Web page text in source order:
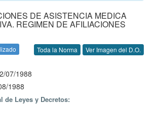
DE ASISTENCIA MEDICA
REGIMEN DE AFILIACIONES
Toda la Norma Ver Imagen del D.O.
07/1988
1988
de Leyes y Decretos: